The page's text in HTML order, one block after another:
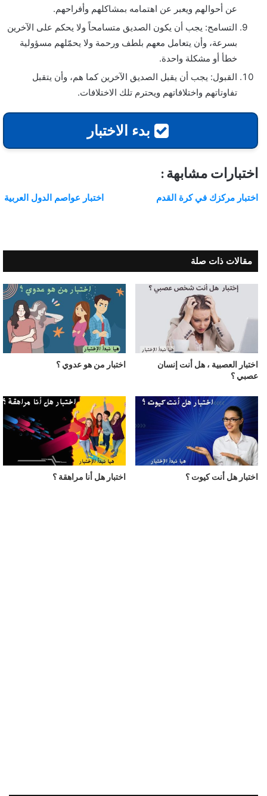
عن أحوالهم ويعبر عن اهتمامه بمشاكلهم وأفراحهم.
التسامح: يجب أن يكون الصديق متسامحاً ولا يحكم على الآخرين
بسرعة، وأن يتعامل معهم بلطف ورحمة ولا يحمّلهم مسؤولية
خطأ أو مشكلة واحدة.
القبول: يجب أن يقبل الصديق الآخرين كما هم، وأن يتقبل
تفاوتاتهم واختلافاتهم ويحترم تلك الاختلافات.
بدء الاختبار
اختبارات مشابهة :
اختبار مركزك في كرة القدم اختبار عواصم الدول العربية
مقالات ذات صلة
اختبار العصبية ، هل أنت إنسان
عصبي ؟
اختبار من هو عدوي ؟
اختبار هل أنت كيوت ؟ اختبار هل أنا مراهقة ؟